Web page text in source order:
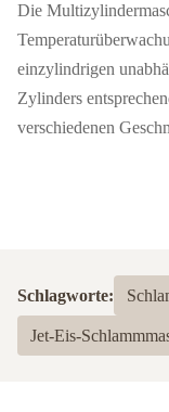
Die
einzylindrigen
Zylinders
verschiedenen
Schlagworte:
Jet-Eis-